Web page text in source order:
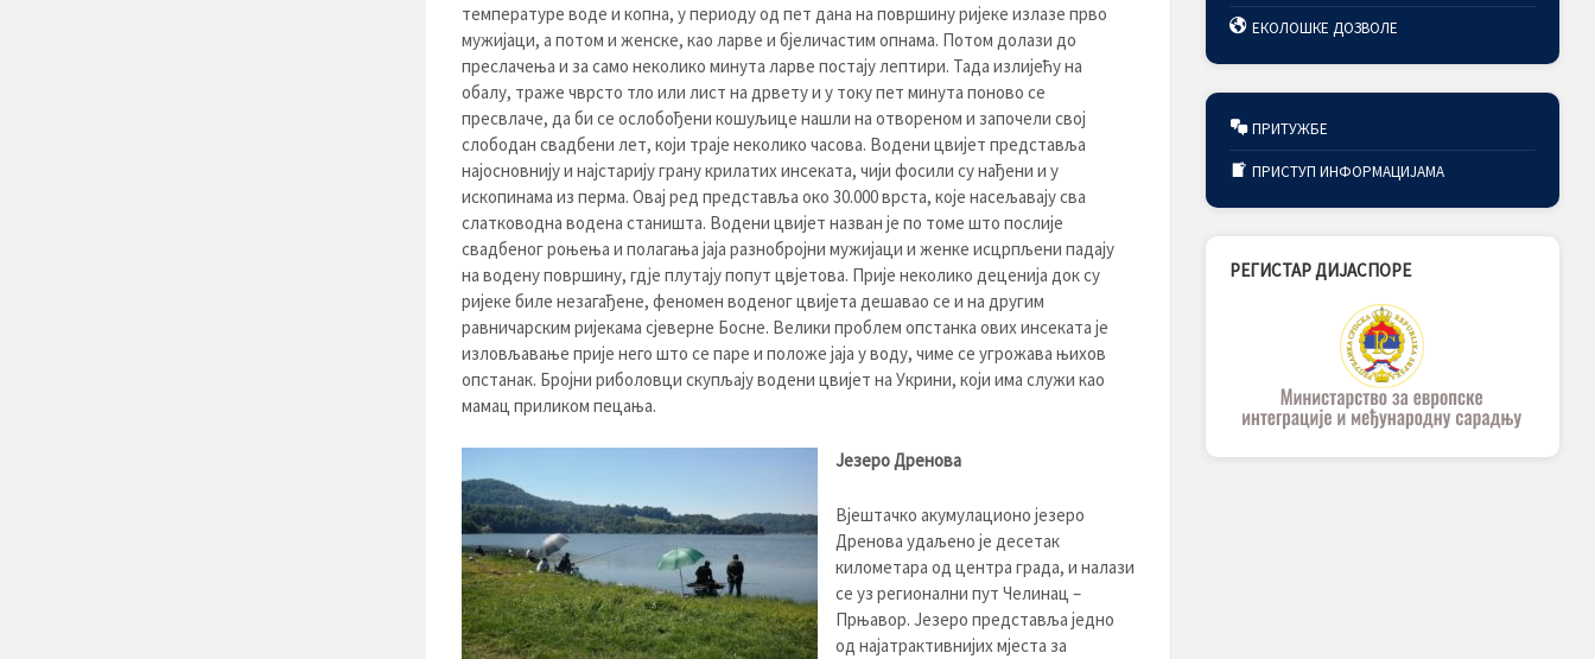
температуре воде и копна, у периоду од пет дана на површину ријеке излазе прво
мужијаци, а потом и женске, као ларве и бјеличастим опнама. Потом долази до
преслачења и за само неколико минута ларве постају лептири. Тада излијећу на
обалу, траже чврсто тло или лист на дрвету и у току пет минута поново се
пресвлаче, да би се ослобођени кошуљице нашли на отвореном и започели свој
слободан свадбени лет, који траје неколико часова. Водени цвијет представља
најосновнију и најстарију грану крилатих инсеката, чији фосили су нађени и у
ископинама из перма. Овај ред представља око 30.000 врста, које насељавају сва
слатководна водена станишта. Водени цвијет назван је по томе што послије
свадбеног роњења и полагања јаја разнобројни мужијаци и женке исцрпљени падају
на водену површину, гдје плутају попут цвјетова. Прије неколико деценија док су
ријеке биле незагађене, феномен воденог цвијета дешавао се и на другим
равничарским ријекама сјеверне Босне. Велики проблем опстанка ових инсеката је
изловљавање прије него што се паре и положе јаја у воду, чиме се угрожава њихов
опстанак. Бројни риболовци скупљају водени цвијет на Укрини, који има служи као
мамац приликом пецања.
Језеро Дренова
Вјештачко акумулационо језеро
Дренова удаљено је десетак
километара од центра града, и налази
се уз регионални пут Челинац –
Прњавор. Језеро представља једнo
од најатрактивнијих мјеста за
ЕКОЛОШКЕ ДОЗВОЛЕ
ПРИТУЖБЕ
ПРИСТУП ИНФОРМАЦИЈАМА
РЕГИСТАР ДИЈАСПОРЕ